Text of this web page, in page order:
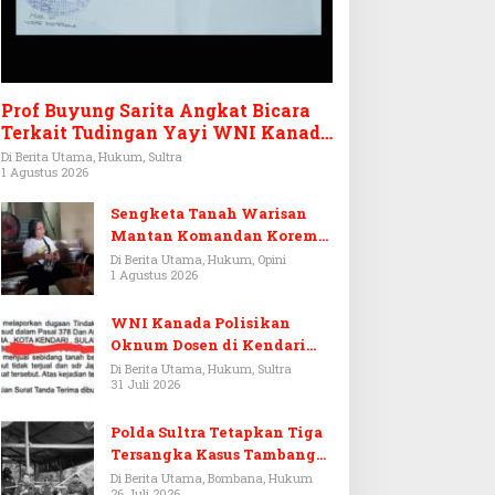
Prof Buyung Sarita Angkat Bicara
Terkait Tudingan Yayi WNI Kanada
Ditagih Utang Rp3,6 Miliar
Di Berita Utama, Hukum, Sultra
1 Agustus 2026
Sengketa Tanah Warisan
Mantan Komandan Korem
143/HO, Ketika Warisan
Menjadi Arena Pemerasan
Di Berita Utama, Hukum, Opini
1 Agustus 2026
WNI Kanada Polisikan
Oknum Dosen di Kendari
Terkait Aset Puluhan Miliar
Di Berita Utama, Hukum, Sultra
31 Juli 2026
Polda Sultra Tetapkan Tiga
Tersangka Kasus Tambang
Emas Ilegal di Bombana
Di Berita Utama, Bombana, Hukum